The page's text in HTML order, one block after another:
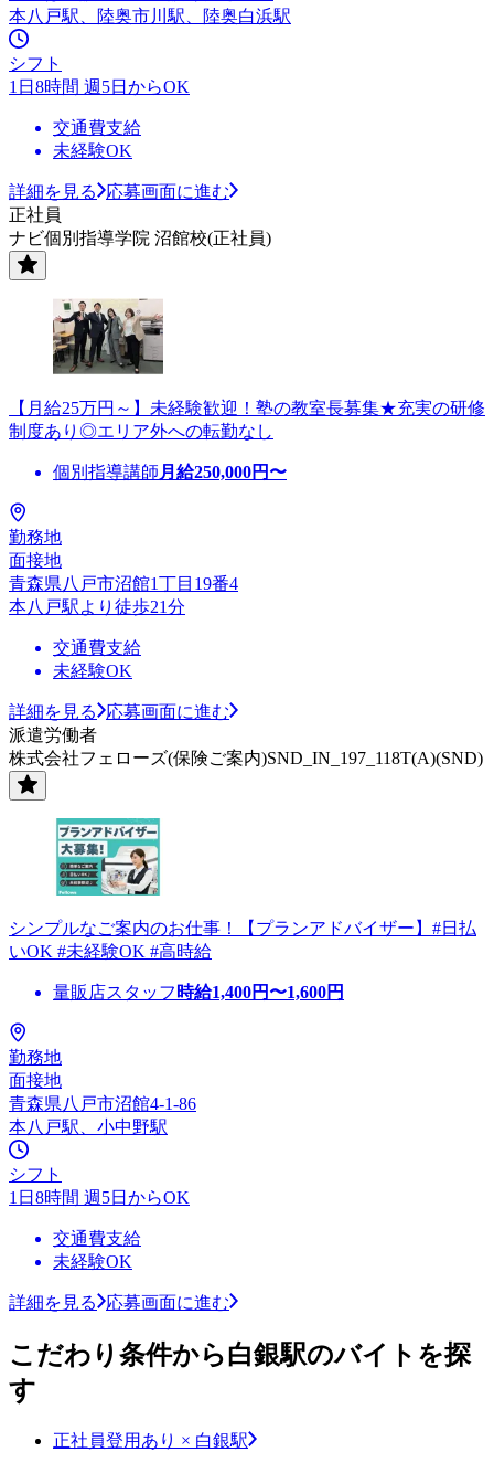
本八戸駅、陸奥市川駅、陸奥白浜駅
シフト
1日8時間 週5日からOK
交通費支給
未経験OK
詳細を見る
応募画面に進む
正社員
ナビ個別指導学院 沼館校(正社員)
【月給25万円～】未経験歓迎！塾の教室長募集★充実の研修
制度あり◎エリア外への転勤なし
個別指導講師 月給250,000円〜
勤務地
面接地
青森県八戸市沼館1丁目19番4
本八戸駅より徒歩21分
交通費支給
未経験OK
詳細を見る
応募画面に進む
派遣労働者
株式会社フェローズ(保険ご案内)SND_IN_197_118T(A)(SND)
シンプルなご案内のお仕事！【プランアドバイザー】#日払
いOK #未経験OK #高時給
量販店スタッフ 時給1,400円〜1,600円
勤務地
面接地
青森県八戸市沼館4-1-86
本八戸駅、小中野駅
シフト
1日8時間 週5日からOK
交通費支給
未経験OK
詳細を見る 応募画面に進む
こだわり条件から白銀駅のバイトを探
す
正社員登用あり × 白銀駅